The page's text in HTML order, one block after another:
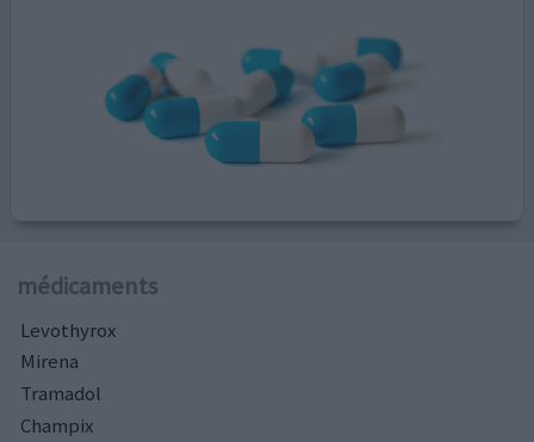
médicaments
Levothyrox
Mirena
Tramadol
Champix